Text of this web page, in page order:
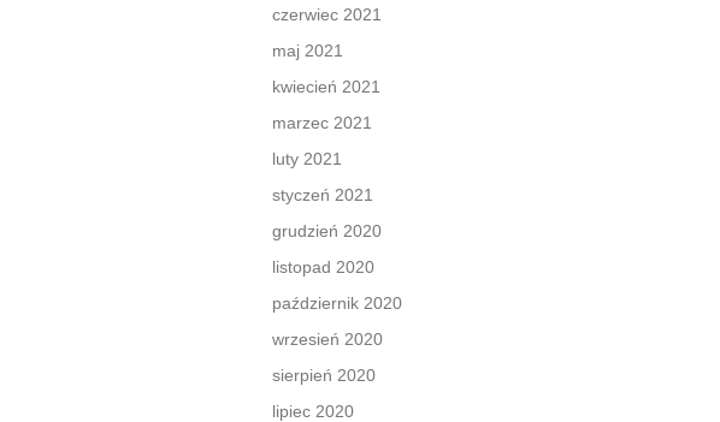
czerwiec 2021
maj 2021
kwiecień 2021
marzec 2021
luty 2021
styczeń 2021
grudzień 2020
listopad 2020
październik 2020
wrzesień 2020
sierpień 2020
lipiec 2020